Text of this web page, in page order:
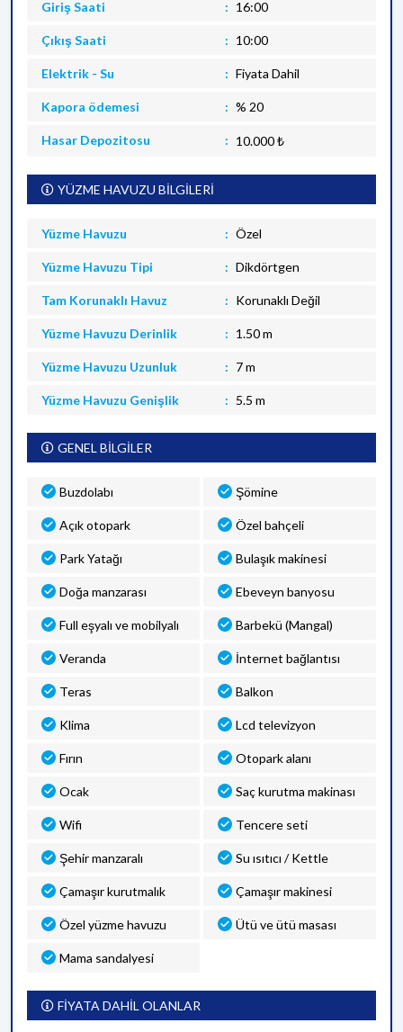
Giriş Saati 16:00
Çıkış Saati 10:00
Elektrik - Su Fiyata Dahil
Kapora ödemesi % 20
Hasar Depozitosu 10.000 ₺
YÜZME HAVUZU BİLGİLERİ
Yüzme Havuzu Özel
Yüzme Havuzu Tipi Dikdörtgen
Tam Korunaklı Havuz Korunaklı Değil
Yüzme Havuzu Derinlik 1.50 m
Yüzme Havuzu Uzunluk 7 m
Yüzme Havuzu Genişlik 5.5 m
GENEL BİLGİLER
Buzdolabı Şömine
Açık otopark Özel bahçeli
Park Yatağı Bulaşık makinesi
Doğa manzarası Ebeveyn banyosu
Full eşyalı ve mobilyalı Barbekü (Mangal)
Veranda İnternet bağlantısı
Teras Balkon
Klima Lcd televizyon
Fırın Otopark alanı
Ocak Saç kurutma makinası
Wifi Tencere seti
Şehir manzaralı Su ısıtıcı / Kettle
Çamaşır kurutmalık Çamaşır makinesi
Özel yüzme havuzu Ütü ve ütü masası
Mama sandalyesi
FİYATA DAHİL OLANLAR